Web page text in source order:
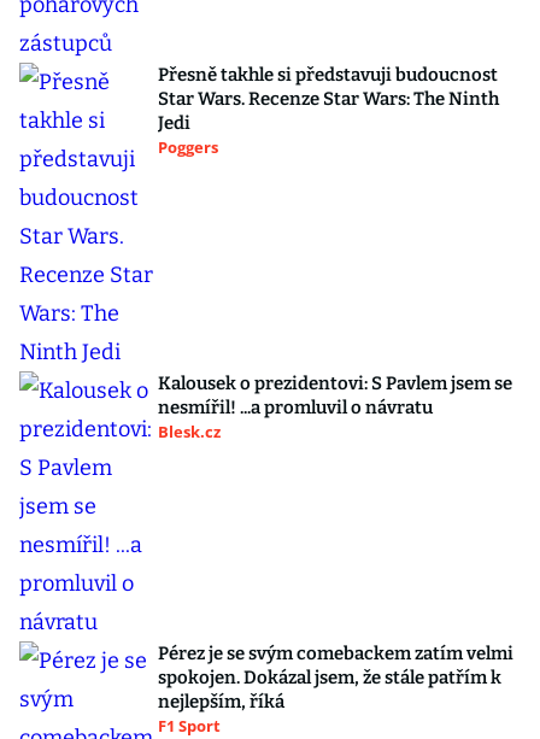
Přesně takhle si představuji budoucnost
Star Wars. Recenze Star Wars: The Ninth
Jedi
Poggers
Kalousek o prezidentovi: S Pavlem jsem se
nesmířil! ...a promluvil o návratu
Blesk.cz
Pérez je se svým comebackem zatím velmi
spokojen. Dokázal jsem, že stále patřím k
nejlepším, říká
F1 Sport